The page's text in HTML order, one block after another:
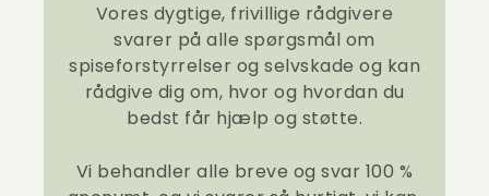
Vores dygtige, frivillige rådgivere
svarer på alle spørgsmål om
spiseforstyrrelser og selvskade og kan
rådgive dig om, hvor og hvordan du
bedst får hjælp og støtte.
Vi behandler alle breve og svar 100 %